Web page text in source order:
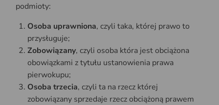
podmioty:
Osoba uprawniona, czyli taka, której prawo to
przysługuje;
Zobowiązany, czyli osoba która jest obciążona
obowiązkami z tytułu ustanowienia prawa
pierwokupu;
Osoba trzecia, czyli ta na rzecz której
zobowiązany sprzedaje rzecz obciążoną prawem